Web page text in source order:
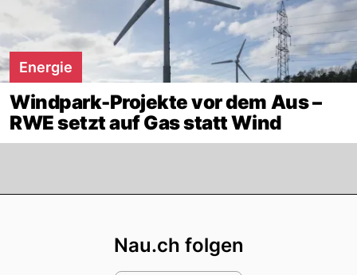
Energie
Windpark-Projekte vor dem Aus –
RWE setzt auf Gas statt Wind
Nau.ch folgen